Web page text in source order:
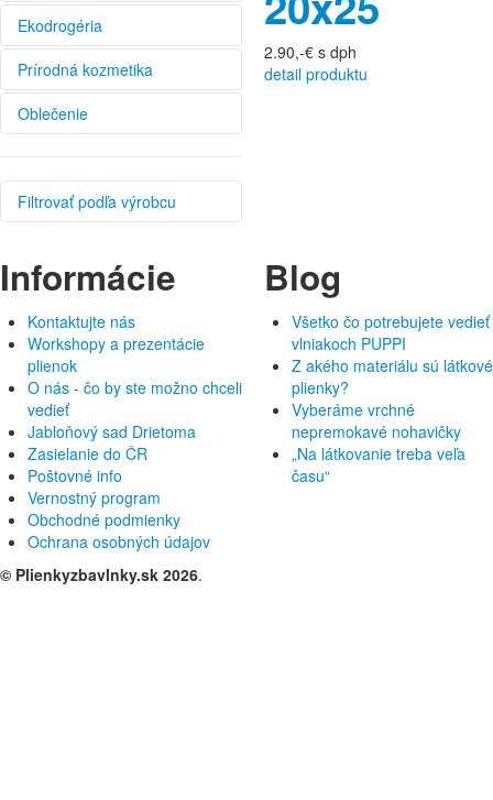
Ekodrogéria
Prírodná kozmetika
Oblečenie
Filtrovať podľa výrobcu
BabyDan
Bambi Roxy
Bambino Mio
Bamboolik
BumGenius
Closeparent
Crawler
Design Socks
Deti v bavlnke
Disana
2.90,-€ s dph
detail produktu
Informácie
Kontaktujte nás
Workshopy a prezentácie
plienok
O nás - čo by ste možno chceli
vedieť
Jabloňový sad Drietoma
Zasielanie do ČR
Poštovné info
Vernostný program
Obchodné podmienky
Ochrana osobných údajov
Blog
Všetko čo potrebujete
vlniakoch PUPPI
Z akého materiálu sú látkové
plienky?
Vyberáme vrchné
nepremokavé nohavičky
„Na látkovanie treba veľa
času“
© Plienkyzbavlnky.sk 2026.